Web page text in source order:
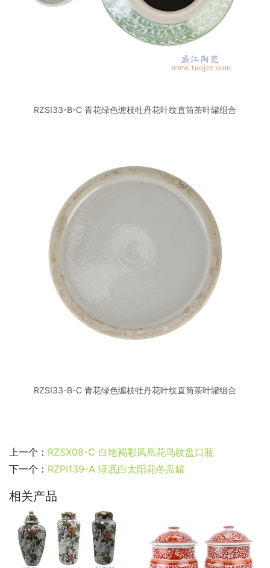
RZSI33-B-C 青花绿色缠枝牡丹花叶纹直筒茶叶罐组合
RZSI33-B-C 青花绿色缠枝牡丹花叶纹直筒茶叶罐组合
上一个： RZSX08-C 白地褐彩凤凰花鸟纹盘口瓶
下一个： RZPI139-A 绿底白太阳花冬瓜罐
相关产品